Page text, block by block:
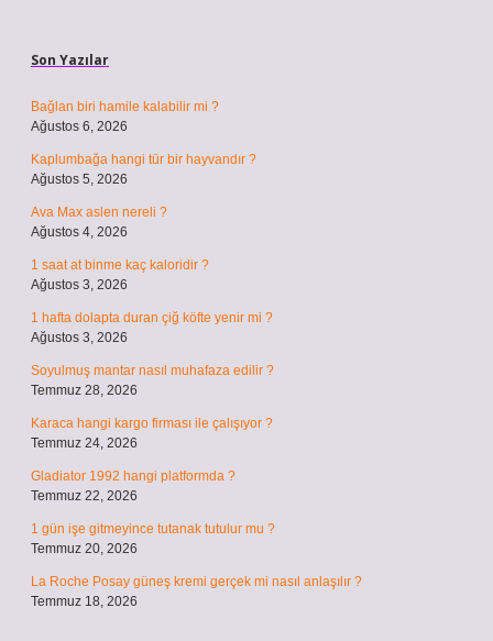
Son Yazılar
Bağlan biri hamile kalabilir mi ?
Ağustos 6, 2026
Kaplumbağa hangi tür bir hayvandır ?
Ağustos 5, 2026
Ava Max aslen nereli ?
Ağustos 4, 2026
1 saat at binme kaç kaloridir ?
Ağustos 3, 2026
1 hafta dolapta duran çiğ köfte yenir mi ?
Ağustos 3, 2026
Soyulmuş mantar nasıl muhafaza edilir ?
Temmuz 28, 2026
Karaca hangi kargo firması ile çalışıyor ?
Temmuz 24, 2026
Gladiator 1992 hangi platformda ?
Temmuz 22, 2026
1 gün işe gitmeyince tutanak tutulur mu ?
Temmuz 20, 2026
La Roche Posay güneş kremi gerçek mi nasıl anlaşılır ?
Temmuz 18, 2026